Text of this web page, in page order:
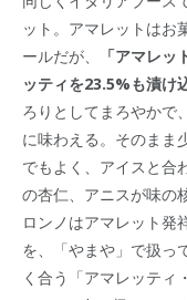
ット。アマレットはお
ールだが、
「アマレ
ッティを23.5%も漬け
ろりとしてまろやかで
に味わえる。そのまま
でもよく、アイスと合
の杏仁、アニスが味の
ロンノはアマレット発
を、「やまや」で扱っ
く合う「アマレッティ